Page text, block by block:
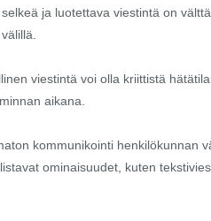
ja luotettava viestintä on
viestintä voi olla kriittistä
aikana.
kommunikointi henkilökunnan
ominaisuudet, kuten